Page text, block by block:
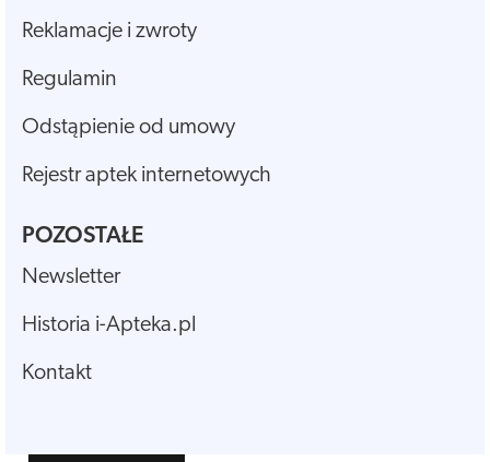
Reklamacje i zwroty
Regulamin
Odstąpienie od umowy
Rejestr aptek internetowych
POZOSTAŁE
Newsletter
Historia i-Apteka.pl
Kontakt